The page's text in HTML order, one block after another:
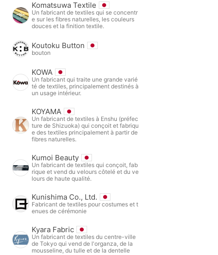
Komatsuwa Textile
Un fabricant de textiles qui se concentr
e sur les fibres naturelles, les couleurs
douces et la finition textile.
Koutoku Button
bouton
KOWA
Un fabricant qui traite une grande varié
té de textiles, principalement destinés à
un usage intérieur.
KOYAMA
Un fabricant de textiles à Enshu (préfec
ture de Shizuoka) qui conçoit et fabriqu
e des textiles principalement à partir de
fibres naturelles.
Kumoi Beauty
Un fabricant de textiles qui conçoit, fab
rique et vend du velours côtelé et du ve
lours de haute qualité.
Kunishima Co., Ltd.
Fabricant de textiles pour costumes et t
enues de cérémonie
Kyara Fabric
Un fabricant de textiles du centre-ville
de Tokyo qui vend de l'organza, de la
mousseline, du tulle et de la dentelle